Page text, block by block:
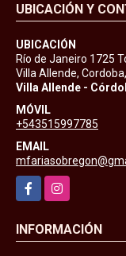
UBICACIÓN Y
UBICACIÓN
Río de Janeiro 1725
Villa Allende,
Villa Allende -
MÓVIL
+543515997785
EMAIL
FacebookInstagram
INFORMACIÓN